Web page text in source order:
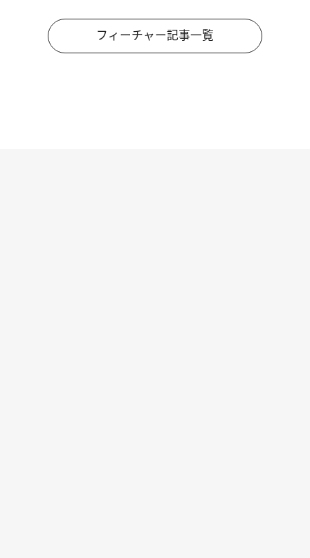
フィーチャー記事一覧